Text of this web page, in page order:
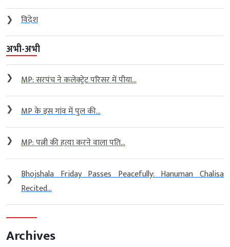
❯
विदेश
अभी-अभी
❯ MP: सरपंच ने कलेक्ट्रेट परिसर में पीया...
❯ MP के इस गांव में पुल की...
❯ MP: पत्नी की हत्या करने वाला पति...
❯
Bhojshala Friday Passes Peacefully: Hanuman Chalisa
Recited...
Archives